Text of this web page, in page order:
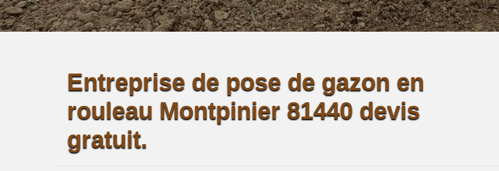
Entreprise de pose de gazon en
rouleau Montpinier 81440 devis
gratuit.